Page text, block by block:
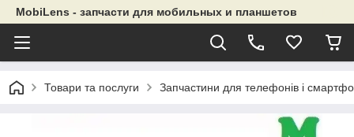
MobiLens - запчасти для мобильных и планшетов
Товари та послуги Запчастини для телефонів і